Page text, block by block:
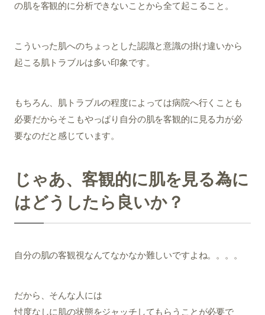
の肌を客観的に分析できないことから全て起こること。
こういった肌へのちょっとした認識と意識の掛け違いから
起こる肌トラブルは多い印象です。
もちろん、肌トラブルの程度によっては病院へ行くことも
必要だからそこもやっぱり自分の肌を客観的に見る力が必
要なのだと感じています。
じゃあ、客観的に肌を見る為に
はどうしたら良いか？
自分の肌の客観視なんてなかなか難しいですよね。。。。
だから、そんな人には
忖度なしに肌の状態をジャッチしてもらうことが必要で